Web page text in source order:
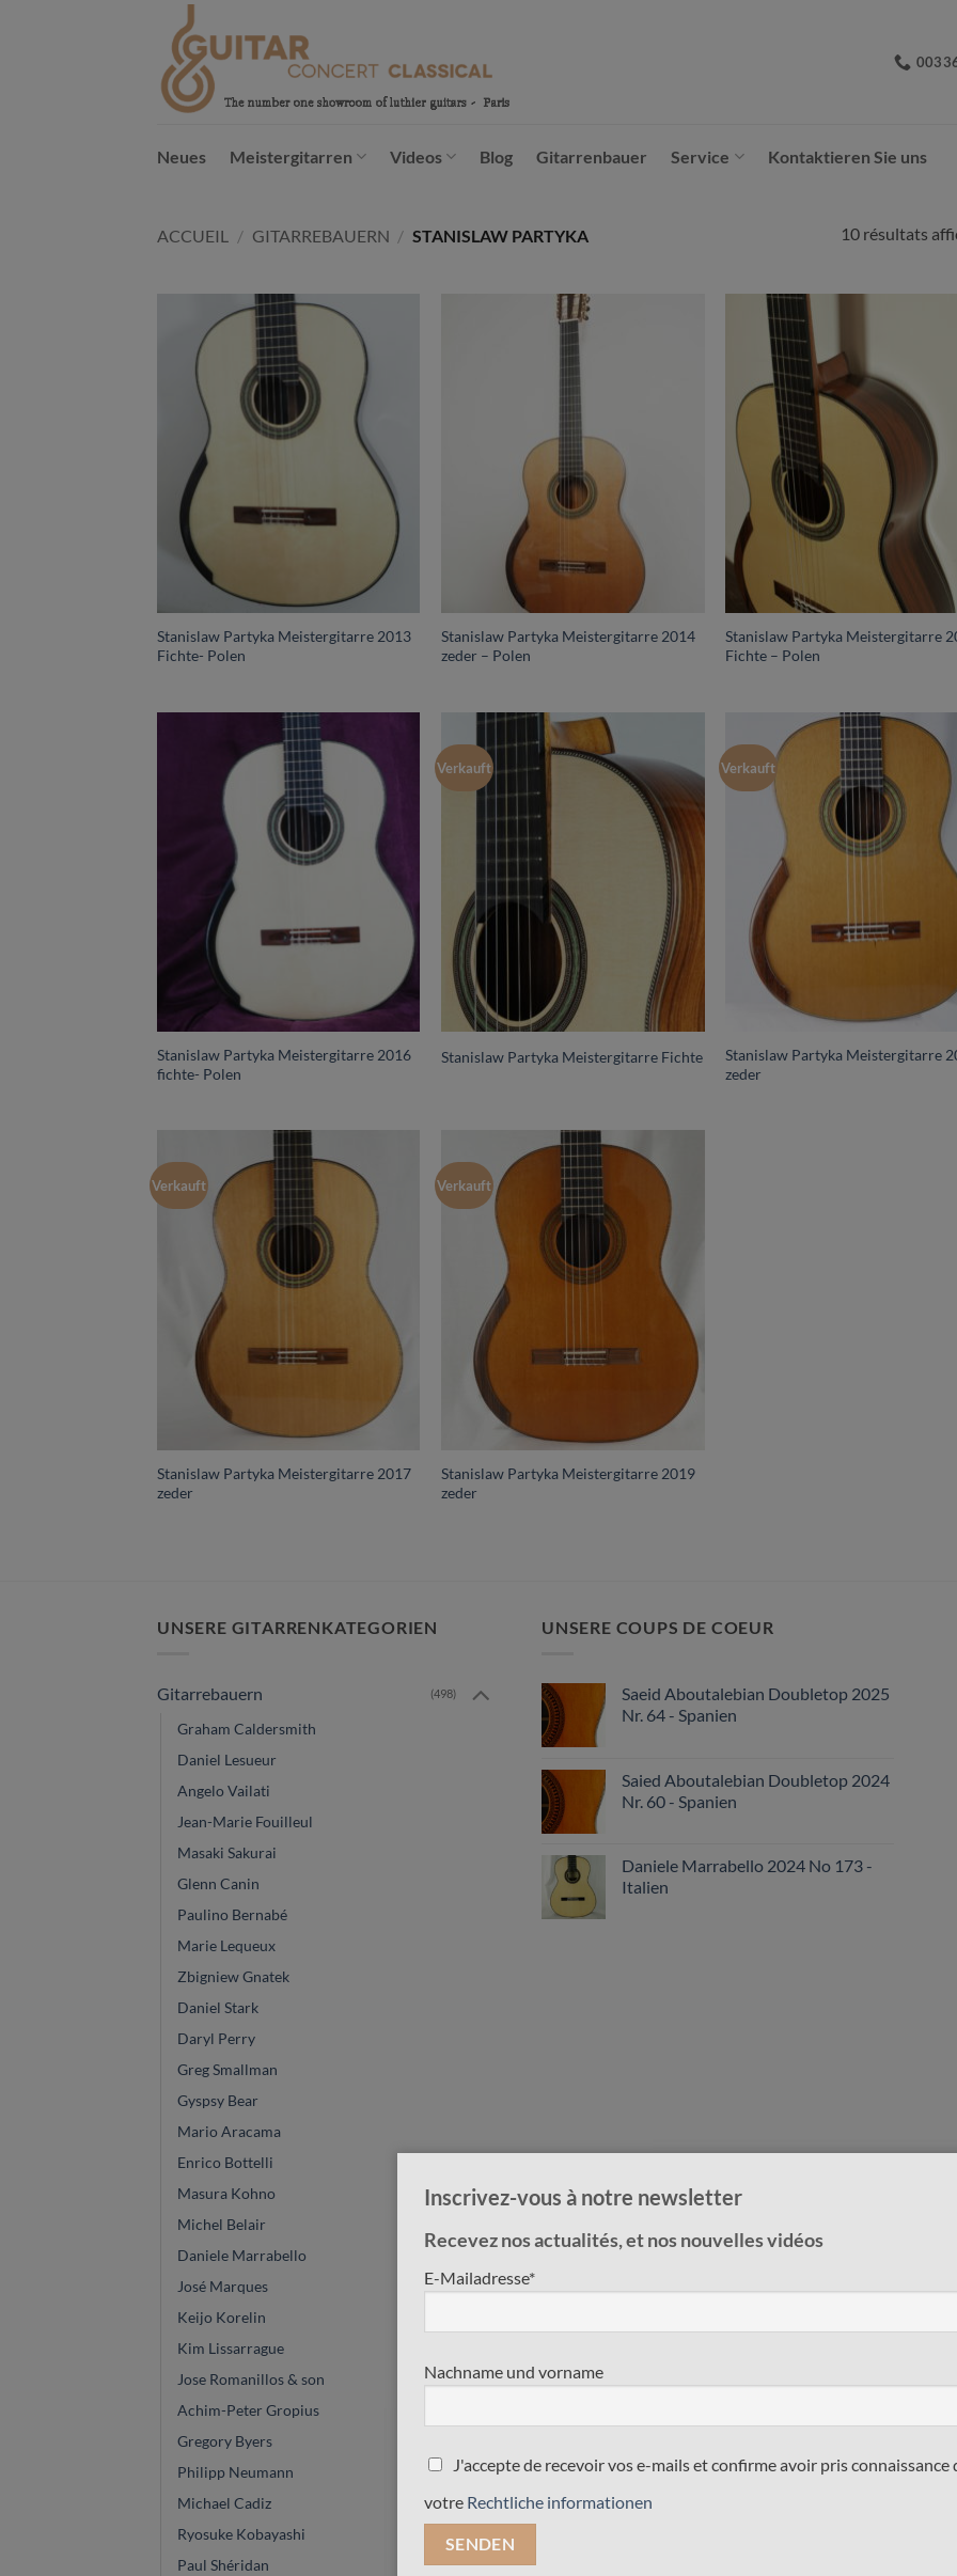
Neues Meistergitarren Videos Blog Gitarrenbauer Service Kontaktieren Sie uns
ACCUEIL / GITARREBAUERN / STANISLAW PARTYKA 10 résultats
Stanislaw Partyka Meistergitarre 2013
Fichte- Polen
Stanislaw Partyka Meistergitarre 2014
zeder – Polen
Stanislaw Partyka Meistergitarre
Fichte – Polen
Stanislaw Partyka Meistergitarre 2016
fichte- Polen
Verkauft
Stanislaw Partyka Meistergitarre Fichte
Verkauft
Stanislaw Partyka Meistergitarre
zeder
Verkauft
Stanislaw Partyka Meistergitarre 2017
zeder
Verkauft
Stanislaw Partyka Meistergitarre 2019
zeder
UNSERE GITARRENKATEGORIEN
Gitarrebauern (498)
Graham Caldersmith
Daniel Lesueur
Angelo Vailati
Jean-Marie Fouilleul
Masaki Sakurai
Glenn Canin
Paulino Bernabé
Marie Lequeux
Zbigniew Gnatek
Daniel Stark
Daryl Perry
Greg Smallman
Gyspsy Bear
Mario Aracama
Enrico Bottelli
Masura Kohno
Michel Belair
Daniele Marrabello
José Marques
Keijo Korelin
Kim Lissarrague
Jose Romanillos & son
Achim-Peter Gropius
Gregory Byers
Philipp Neumann
Michael Cadiz
Ryosuke Kobayashi
Paul Shéridan
UNSERE COUPS DE COEUR
Saeid Aboutalebian Doubletop 2025
Nr. 64 - Spanien
Saied Aboutalebian Doubletop 2024
Nr. 60 - Spanien
Daniele Marrabello 2024 No 173 -
Italien
Inscrivez-vous à notre newsletter
Recevez nos actualités, et nos nouvelles vidéos
E-Mailadresse*
Nachname und vorname
J'accepte de recevoir vos e-mails et confirme avoir pris connaissance
votre Rechtliche informationen